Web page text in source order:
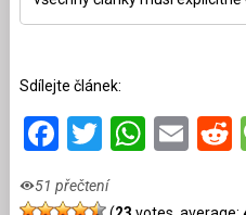
Sdílejte článek:
Facebook
Twitter
51 přečtení